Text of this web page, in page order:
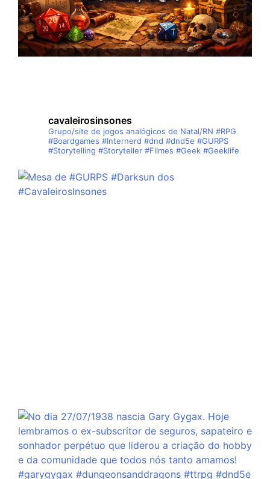
cavaleirosinsones
Grupo/site de jogos analógicos de Natal/RN #RPG
#Boardgames #Internerd #dnd #dnd5e #GURPS
#Storytelling #Storyteller #Filmes #Geek #Geeklife